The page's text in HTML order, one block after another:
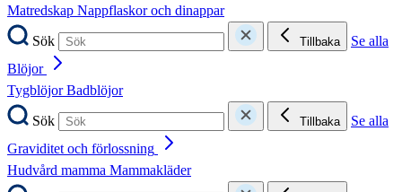
Matredskap Nappflaskor och dinappar
Sök
Tillbaka
Se alla
Blöjor
TygblöjorBadblöjor
Sök
Tillbaka
Se alla
Graviditet och förlossning
Hudvård mamma Mammakläder